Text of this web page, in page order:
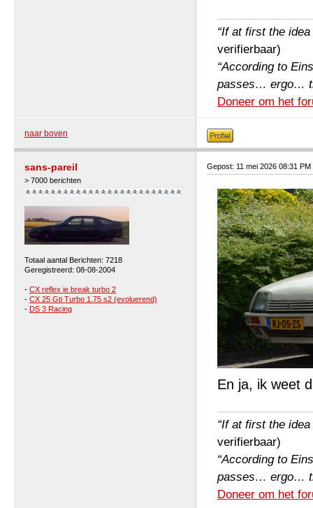
“If at first the
verifierbaar)
“According to
passes… ergo…
Doneer om het
naar boven
sans-pareil
> 7000 berichten
Totaal aantal Berichten: 7218
Geregistreerd: 08-08-2004
- CX reflex ie break turbo 2
- CX 25 Gti Turbo 1.75 s2 (evoluerend)
- DS 3 Racing
Gepost: 11 mei 2026 08:31 PM
En ja, ik weet
“If at first the
verifierbaar)
“According to
passes… ergo…
Doneer om het